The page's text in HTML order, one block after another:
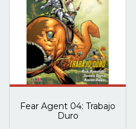
Fear Agent 04: Trabajo
Duro